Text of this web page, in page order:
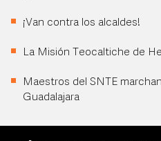
¡Van contra los alcaldes!
La Misión Teocaltiche de
Maestros del SNTE
Guadalajara